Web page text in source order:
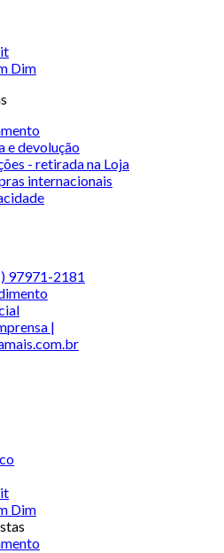
Dim
e devolução
- retirada na Loja
internacionais
97971-2181
|
Dim